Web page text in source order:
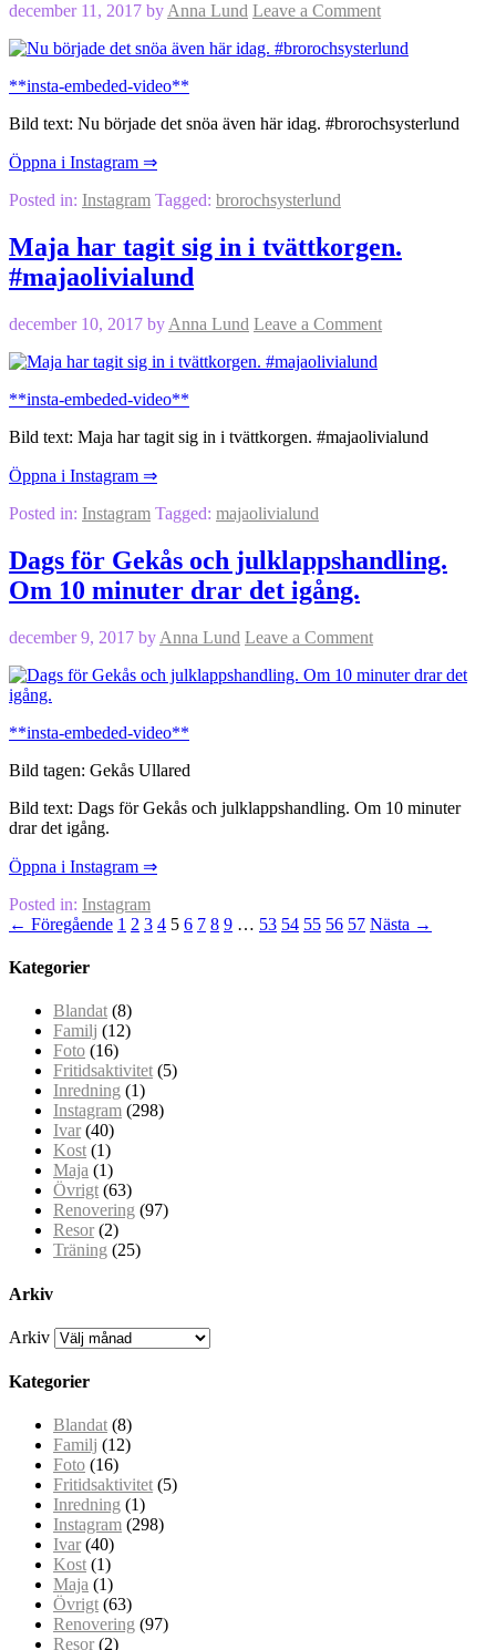
december 11, 2017 by Anna Lund Leave a Comment
**insta-embeded-video**
Bild text: Nu började det snöa även här idag. #brorochsysterlund
Öppna i Instagram ⇒
Posted in: Instagram Tagged: brorochsysterlund
Maja har tagit sig in i tvättkorgen.
#majaolivialund
december 10, 2017 by Anna Lund Leave a Comment
**insta-embeded-video**
Bild text: Maja har tagit sig in i tvättkorgen. #majaolivialund
Öppna i Instagram ⇒
Posted in: Instagram Tagged: majaolivialund
Dags för Gekås och julklappshandling.
Om 10 minuter drar det igång.
december 9, 2017 by Anna Lund Leave a Comment
**insta-embeded-video**
Bild tagen: Gekås Ullared
Bild text: Dags för Gekås och julklappshandling. Om 10 minuter
drar det igång.
Öppna i Instagram ⇒
Posted in: Instagram
← Föregående 1 2 3 4 5 6 7 8 9 … 53 54 55 56 57 Nästa →
Kategorier
Blandat (8)
Familj (12)
Foto (16)
Fritidsaktivitet (5)
Inredning (1)
Instagram (298)
Ivar (40)
Kost (1)
Maja (1)
Övrigt (63)
Renovering (97)
Resor (2)
Träning (25)
Arkiv
Arkiv
Kategorier
Blandat (8)
Familj (12)
Foto (16)
Fritidsaktivitet (5)
Inredning (1)
Instagram (298)
Ivar (40)
Kost (1)
Maja (1)
Övrigt (63)
Renovering (97)
Resor (2)